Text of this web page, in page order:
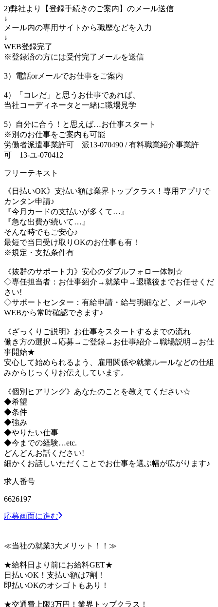
2)弊社より【登録手続きのご案内】のメール送信
↓
メール内の専用サイトから職歴などを入力
↓
WEB登録完了
※登録済の方には受付完了メールを送信
3）電話orメールでお仕事をご案内
4）「コレだ」と思うお仕事であれば、
当社コーディネータと一緒に職場見学
5）自分に合う！と思えば…お仕事スタート
※別のお仕事をご案内も可能
労働者派遣事業許可 派13-070490 / 有料職業紹介事業許
可 13-ユ-070412
フリーテキスト
《日払いOK》支払い額は業界トップクラス！専用アプリで
カンタン申請♪
『今月カードの支払いが多くて…』
『急な出費が続いて…』
そんな時でもご安心♪
最短で当日受け取りOKのお仕事も有！
※規定・支払条件有
《抜群のサポート力》安心のダブルフォロー体制☆
◇専任担当者：お仕事紹介→就業中→退職後までお任せくだ
さい!
◇サポートセンター：有給申請・給与明細など、メールや
WEBから常時確認できます♪
《ざっくりご説明》お仕事をスタートするまでの流れ
働き方の選択→応募→ご登録→お仕事紹介→職場説明→お仕
事開始★
安心して始められるよう、雇用関係や就業ルールなどの仕組
みからじっくりお伝えしています。
《個別ヒアリング》あなたのことを教えてください☆
◆希望
◆条件
◆強み
◆やりたい仕事
◆今までの経験…etc.
どんどんお話ください!
細かくお話しいただくことでお仕事を選ぶ幅が広がります♪
求人番号
6626197
応募画面に進む
≪当社の就業3大メリット！！≫
★給料日より前にお給料GET★
日払いOK！支払い額は7割！
即払いOKのオシゴトもあり！
★交通費上限3万円！業界トップクラス！